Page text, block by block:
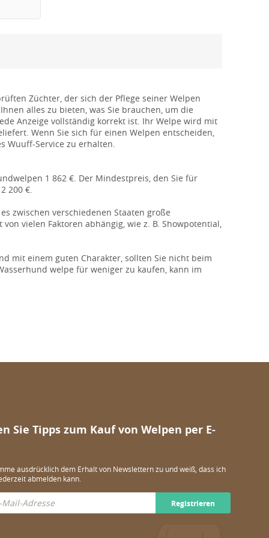
Züchter, der sich der Pflege seiner Welpen
alles zu bieten, was Sie brauchen, um die
Anzeige vollständig korrekt ist. Ihr Welpe wird mit
Wenn Sie sich für einen Welpen entscheiden,
Wuuff-Service zu erhalten.
1 862 €. Der Mindestpreis, den Sie für
200 €.
zwischen verschiedenen Staaten große
vielen Faktoren abhängig, wie z. B. Showpotential,
mit einem guten Charakter, sollten Sie nicht beim
welpe für weniger zu kaufen, kann im
Sie Tipps zum Kauf von Welpen per E-
ausdrücklich dem Erhalt von Newslettern zu und weiß, dass ich
abmelden kann.
Registrieren